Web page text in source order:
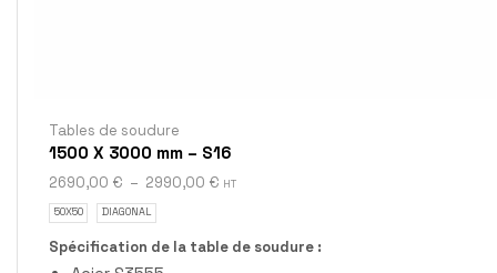
Tables de soudure
1500 X 3000 mm – S16
2690,00 € – 2990,00 € HT
50X50 DIAGONAL
Spécification de la table de soudure :